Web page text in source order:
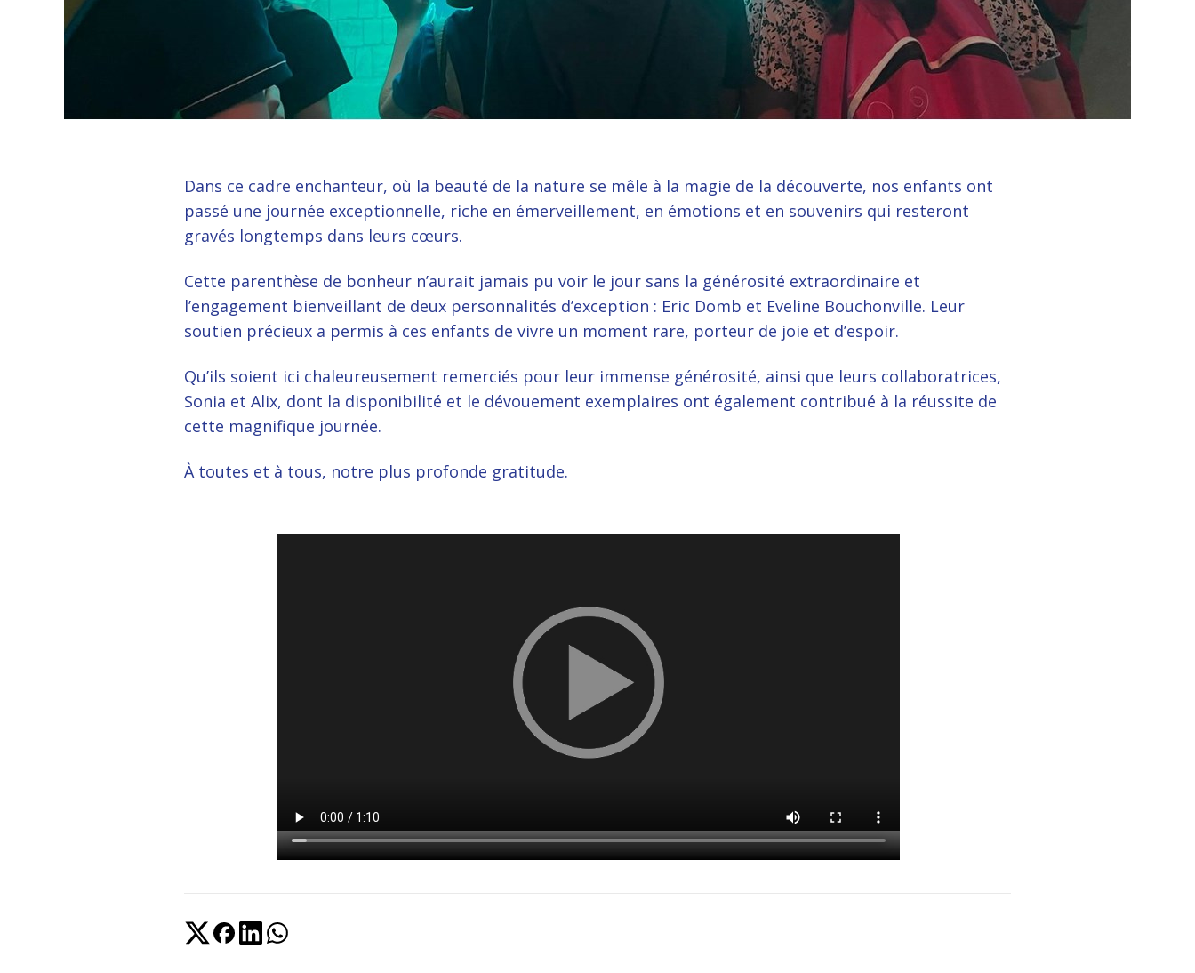
Dans ce cadre enchanteur, où la beauté de la nature se mêle à la magie de la découverte, nos enfants ont
passé une journée exceptionnelle, riche en émerveillement, en émotions et en souvenirs qui resteront
gravés longtemps dans leurs cœurs.
Cette parenthèse de bonheur n’aurait jamais pu voir le jour sans la générosité extraordinaire et
l’engagement bienveillant de deux personnalités d’exception : Eric Domb et Eveline Bouchonville. Leur
soutien précieux a permis à ces enfants de vivre un moment rare, porteur de joie et d’espoir.
Qu’ils soient ici chaleureusement remerciés pour leur immense générosité, ainsi que leurs collaboratrices,
Sonia et Alix, dont la disponibilité et le dévouement exemplaires ont également contribué à la réussite de
cette magnifique journée.
À toutes et à tous, notre plus profonde gratitude.